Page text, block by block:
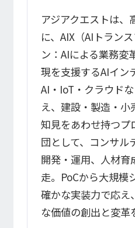
アジアクエストは、
に、AIX（AIトラン
ン：AIによる業務変
現を支援するAIイン
AI・IoT・クラウド
え、建設・製造・
知見をあわせ持つプ
団として、コンサル
開発・運用、人材育
走。PoCから大規模
確かな実装力で応え
な価値の創出と変革